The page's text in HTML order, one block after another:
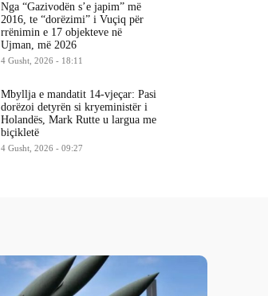
Nga “Gazivodën s’e japim” më
2016, te “dorëzimi” i Vuçiq për
rrënimin e 17 objekteve në
Ujman, më 2026
4 Gusht, 2026 - 18:11
Mbyllja e mandatit 14-vjeçar: Pasi
dorëzoi detyrën si kryeministër i
Holandës, Mark Rutte u largua me
biçikletë
4 Gusht, 2026 - 09:27